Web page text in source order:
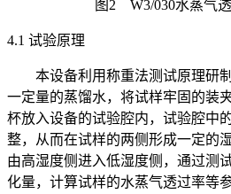
图2 W3/030水蒸气
4.1 试验原理
本设备利用称重法测试原理研制
一定量的蒸馏水，将试样牢固的装
杯放入设备的试验腔内，试验腔中
整，从而在试样的两侧形成一定的
由高湿度侧进入低湿度侧，通过测
化量，计算试样的水蒸气透过率等参